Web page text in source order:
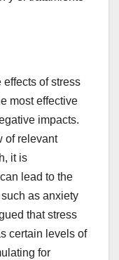
of stress
most effective
impacts.
of relevant
it is
lead to the
as anxiety
that stress
certain levels of
for